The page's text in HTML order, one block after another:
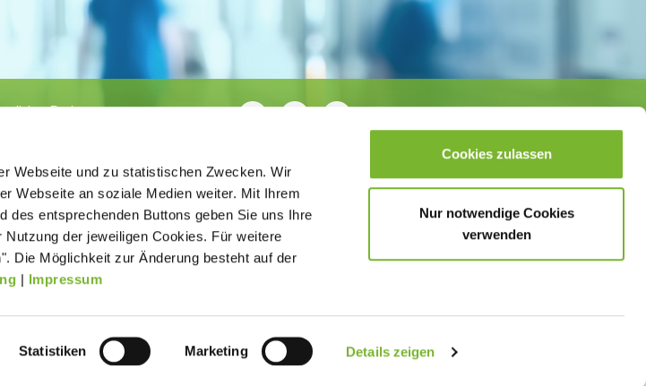
Webseite und zu statistischen Zwecken. Wir
Webseite an soziale Medien weiter. Mit Ihrem
des entsprechenden Buttons geben Sie uns Ihre
der jeweiligen Cookies. Für weitere
Die Möglichkeit zur Änderung besteht auf der
| Impressum
Statistiken Marketing Details zeigen
Cookies zulassen
Nur notwendige Cookies
verwenden
Rechts
Kontakt